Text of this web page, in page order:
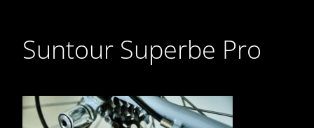
Suntour Superbe Pro